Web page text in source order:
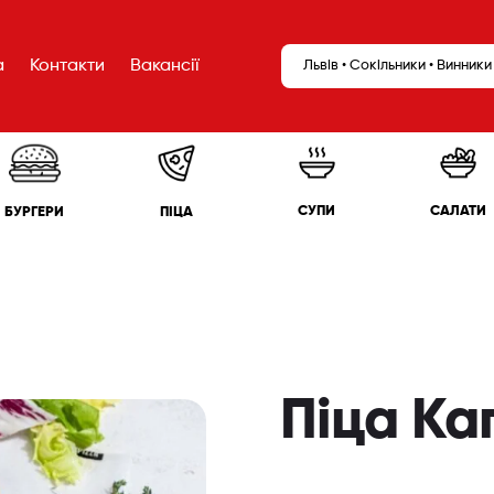
Контакти Вакансії Львів • Сокільники • Винники
БУРГЕРИ ПІЦА СУПИ САЛАТИ
Піца